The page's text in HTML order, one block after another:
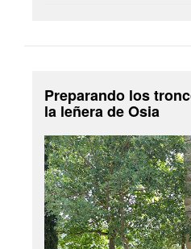
Preparando los
la leñera de Osia